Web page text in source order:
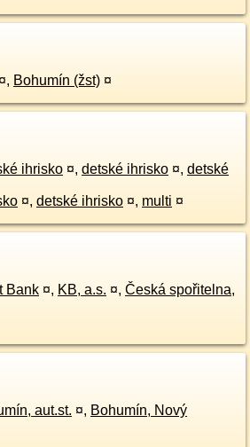
¤, Bohumín (žst) ¤
ihrisko ¤, detské ihrisko ¤, detské
¤, detské ihrisko ¤, multi ¤
Bank ¤, KB, a.s. ¤, Česká spořitelna,
aut.st. ¤, Bohumín, Nový